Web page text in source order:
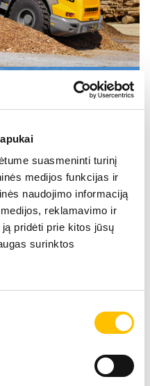
suasmeninti turinį
medijos funkcijas ir
naudojimo informaciją
reklamavimo ir
pridėti prie kitos jūsų
surinktos
11,250 –